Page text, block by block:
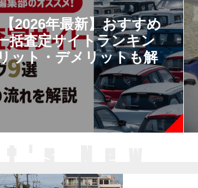
【2026年最新】おすすめ
括査定サイトランキン
ット・デメリットも解